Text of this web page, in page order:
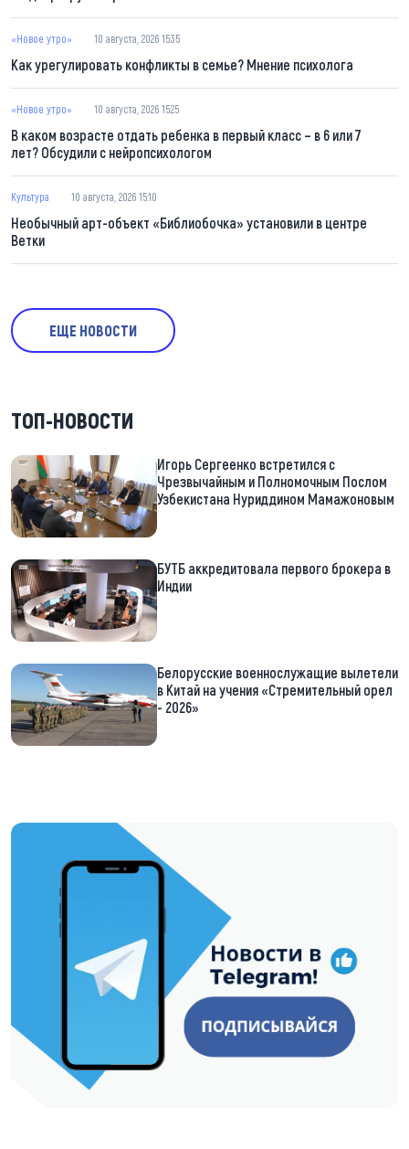
«Новое утро» 10 августа, 2026 15:35
Как урегулировать конфликты в семье? Мнение психолога
«Новое утро» 10 августа, 2026 15:25
В каком возрасте отдать ребенка в первый класс – в 6 или 7
лет? Обсудили с нейропсихологом
Культура 10 августа, 2026 15:10
Необычный арт-объект «Библиобочка» установили в центре
Ветки
ЕЩЕ НОВОСТИ
ТОП-НОВОСТИ
Игорь Сергеенко встретился с
Чрезвычайным и Полномочным Послом
Узбекистана Нуриддином Мамажоновым
БУТБ аккредитовала первого брокера в
Индии
Белорусские военнослужащие вылетели
в Китай на учения «Стремительный орел
- 2026»
https://t.me/minskctvby